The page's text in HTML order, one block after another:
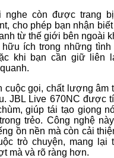
nghe còn được trang
cho phép bạn nhận
từ thế giới bên ngoài
ích trong những tình
khi bạn cần giữ liên
cuộc gọi, chất lượng âm
JBL Live 670NC được
giúp tái tạo giọng
trẻo. Công nghệ
ồn nền mà còn cải
trò chuyện, mang lại
mà và rõ ràng hơn.